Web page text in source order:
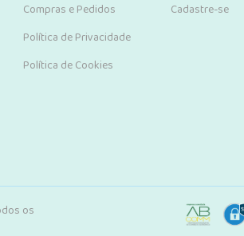
Compras e Pedidos
Política de Privacidade
Política de Cookies
Cadastre-se
os